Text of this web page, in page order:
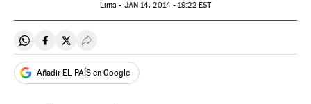
Lima - JAN14, 2014 - 19:22EST
Compartir en Whatsapp
Compartir en Facebook
Compartir en Twitter
Desplegar Redes Sociales
Añadir EL PAÍS en Google